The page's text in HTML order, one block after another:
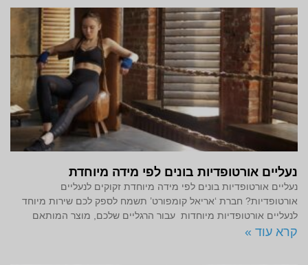
נעליים אורטופדיות בונים לפי מידה מיוחדת
נעליים אורטופדיות בונים לפי מידה מיוחדת זקוקים לנעליים
אורטופדיות? חברת ‘אריאל קומפורט’ תשמח לספק לכם שירות מיוחד
לנעליים אורטופדיות מיוחדות עבור הרגליים שלכם, מוצר המותאם
קרא עוד »